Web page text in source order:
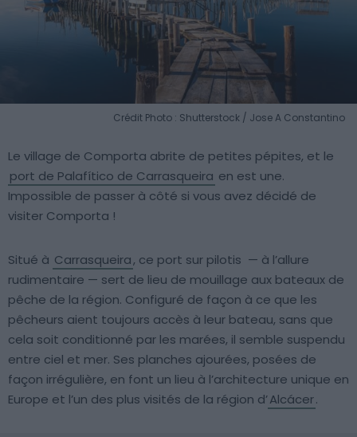
Crédit Photo : Shutterstock / Jose A Constantino
Le village de Comporta abrite de petites pépites, et le
port de Palafítico de Carrasqueira en est une.
Impossible de passer à côté si vous avez décidé de
visiter Comporta !
Situé à Carrasqueira, ce port sur pilotis — à l’allure
rudimentaire — sert de lieu de mouillage aux bateaux de
pêche de la région. Configuré de façon à ce que les
pêcheurs aient toujours accès à leur bateau, sans que
cela soit conditionné par les marées, il semble suspendu
entre ciel et mer. Ses planches ajourées, posées de
façon irrégulière, en font un lieu à l’architecture unique en
Europe et l’un des plus visités de la région d’Alcácer.